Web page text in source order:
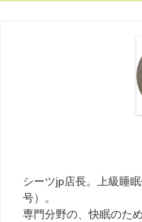
シーツjp店長。上級睡
号）。
専門分野の、快眠のた